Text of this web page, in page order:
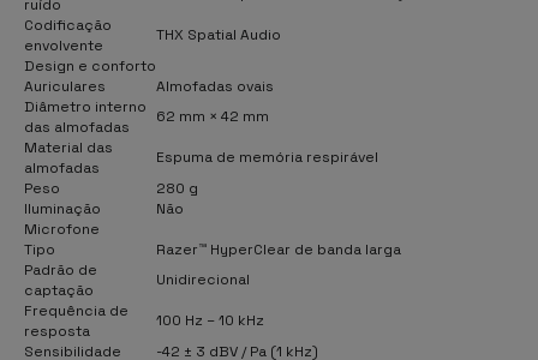
ruído
Codificação
envolvente
THX Spatial Audio
Design e conforto
Auriculares
Almofadas ovais
Diâmetro interno
das almofadas
62 mm × 42 mm
Material das
almofadas
Espuma de memória respirável
Peso
280 g
Iluminação
Não
Microfone
Tipo
Razer™ HyperClear de banda larga
Padrão de
captação
Unidirecional
Frequência de
resposta
100 Hz – 10 kHz
Sensibilidade
-42 ± 3 dBV / Pa (1 kHz)